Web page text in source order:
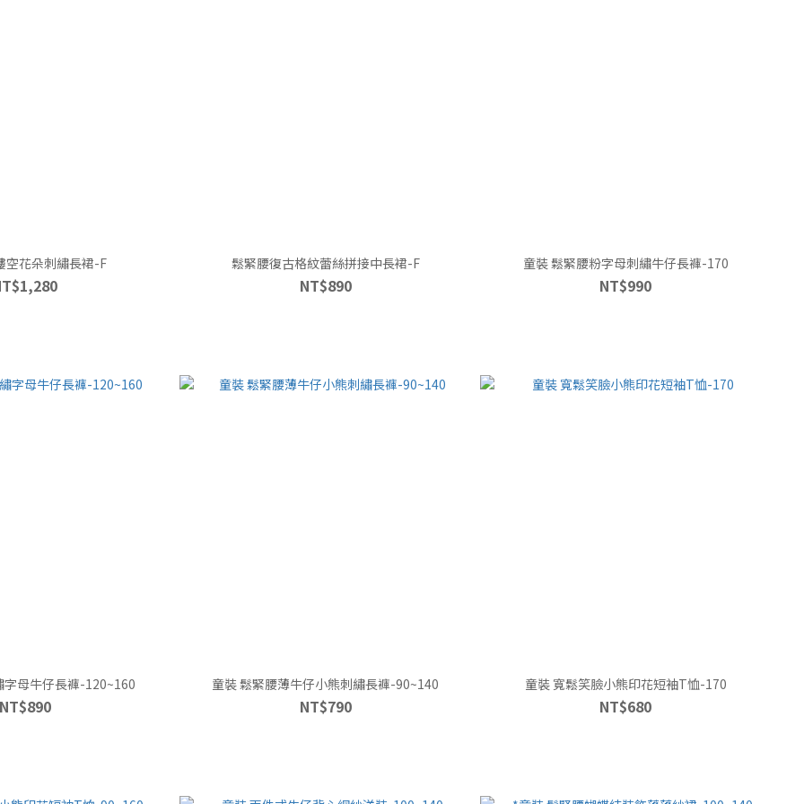
空花朵刺繡長裙-F 鬆緊腰復古格紋蕾絲拼接中長裙-F
NT$890
童裝 鬆緊腰粉字母刺繡牛仔長褲-170
NT$990
字母牛仔長褲-120~160 童裝 鬆緊腰薄牛仔小熊刺繡長褲-90~140
NT$790
童裝 寬鬆笑臉小熊印花短袖T恤-170
NT$680